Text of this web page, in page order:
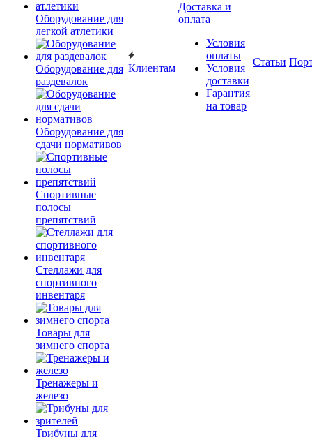
Оборудование для
легкой атлетики
Оборудование для
раздевалок
Оборудование для
сдачи нормативов
Спортивные
полосы
препятствий
Стеллажи для
спортивного
инвентаря
Товары для
зимнего спорта
Тренажеры и
железо
Трибуны для
Клиентам
Доставка и
оплата
Условия
оплаты
Условия
доставки
Гарантия
на товар
Статьи